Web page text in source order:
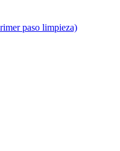
paso limpieza)